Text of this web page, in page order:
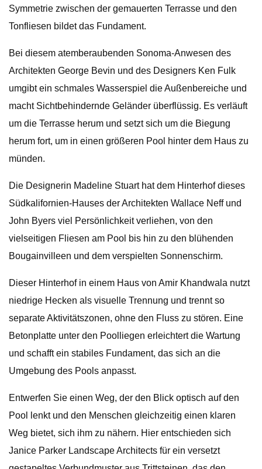
Symmetrie zwischen der gemauerten Terrasse und den
Tonfliesen bildet das Fundament.
Bei diesem atemberaubenden Sonoma-Anwesen des
Architekten George Bevin und des Designers Ken Fulk
umgibt ein schmales Wasserspiel die Außenbereiche und
macht Sichtbehindernde Geländer überflüssig. Es verläuft
um die Terrasse herum und setzt sich um die Biegung
herum fort, um in einen größeren Pool hinter dem Haus zu
münden.
Die Designerin Madeline Stuart hat dem Hinterhof dieses
Südkalifornien-Hauses der Architekten Wallace Neff und
John Byers viel Persönlichkeit verliehen, von den
vielseitigen Fliesen am Pool bis hin zu den blühenden
Bougainvilleen und dem verspielten Sonnenschirm.
Dieser Hinterhof in einem Haus von Amir Khandwala nutzt
niedrige Hecken als visuelle Trennung und trennt so
separate Aktivitätszonen, ohne den Fluss zu stören. Eine
Betonplatte unter den Poolliegen erleichtert die Wartung
und schafft ein stabiles Fundament, das sich an die
Umgebung des Pools anpasst.
Entwerfen Sie einen Weg, der den Blick optisch auf den
Pool lenkt und den Menschen gleichzeitig einen klaren
Weg bietet, sich ihm zu nähern. Hier entschieden sich
Janice Parker Landscape Architects für ein versetzt